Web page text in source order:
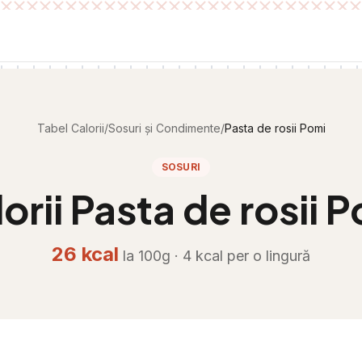
Tabel Calorii/Sosuri și Condimente/Pasta de rosii Pomi
SOSURI
Pasta de rosii
26 kcal la 100g · 4 kcal per o lingură